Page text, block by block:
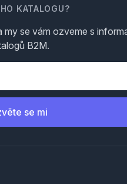
KATALOGU?
my se vám ozveme s
B2M.
se mi